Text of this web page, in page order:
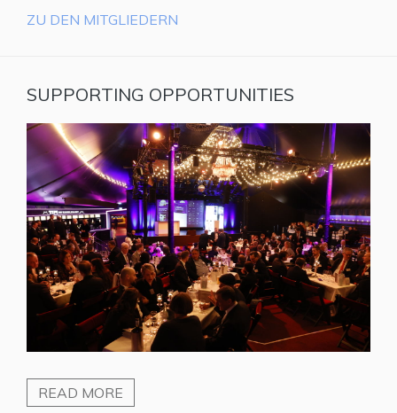
ZU DEN MITGLIEDERN
SUPPORTING OPPORTUNITIES
READ MORE